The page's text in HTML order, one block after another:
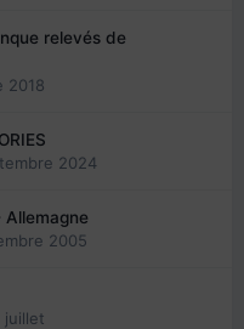
relevés de
2018
2024
2005
juillet